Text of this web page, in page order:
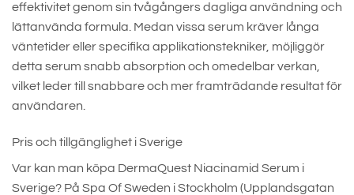
effektivitet genom sin tvågångers dagliga användning och
lättanvända formula. Medan vissa serum kräver långa
väntetider eller specifika applikationstekniker, möjliggör
detta serum snabb absorption och omedelbar verkan,
vilket leder till snabbare och mer framträdande resultat för
användaren.
Pris och tillgänglighet i Sverige
Var kan man köpa DermaQuest Niacinamid Serum i
Sverige? På Spa Of Sweden i Stockholm (Upplandsgatan